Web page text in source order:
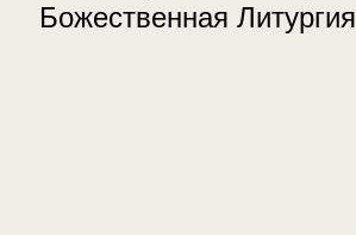
Божественная Литургия